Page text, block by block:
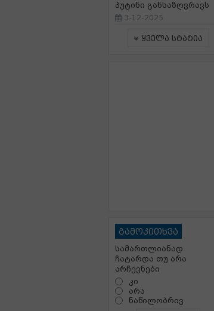
პუტინი განსაზღვრავს
3-12-2025
ყველა სტატია
გამოკითხვა
სამართლიანად
ჩატარდა თუ არა
არჩევნები
კი
არა
ნაწილობრივ